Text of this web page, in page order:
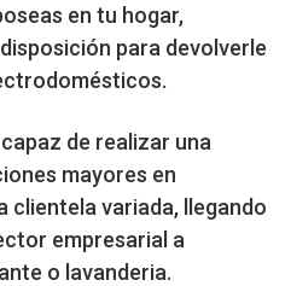
en tu hogar,
para devolverle
de realizar una
mayores en
clientela variada, llegando
empresarial a
o lavanderia.